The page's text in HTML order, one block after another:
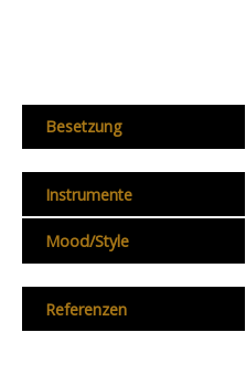
Besetzung
Instrumente
Mood/Style
Referenzen